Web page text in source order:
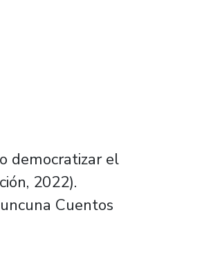
democratizar el
2022).
Cuentos